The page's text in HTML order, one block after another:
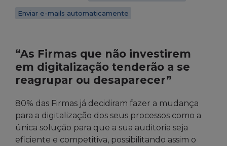
Enviar e-mails automaticamente
“As Firmas que não investirem
em digitalização tenderão a se
reagrupar ou desaparecer”
80% das Firmas já decidiram fazer a mudança
para a digitalização dos seus processos como a
única solução para que a sua auditoria seja
eficiente e competitiva, possibilitando assim o